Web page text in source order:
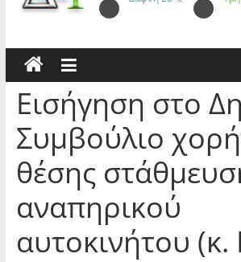
Εισήγηση στο
Συμβούλιο
θέσης
αναπηρικού
αυτοκινήτου